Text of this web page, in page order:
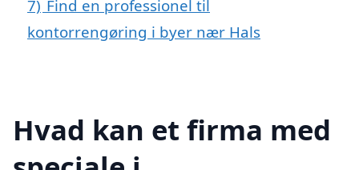
7) Find en professionel til
kontorrengøring i byer nær Hals
Hvad kan et firma med